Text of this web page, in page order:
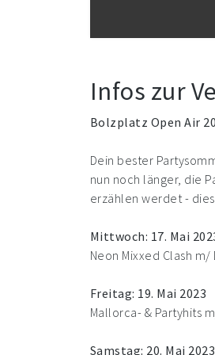
Infos zur
Bolzplatz Open Air
Dein bester
nun noch länger, die
erzählen werdet -
Mittwoch: 17. Mai
Neon Mixxed Clash m/
Freitag: 19. Mai 2023
Mallorca- & Partyhits
Samstag: 20. Mai 2023